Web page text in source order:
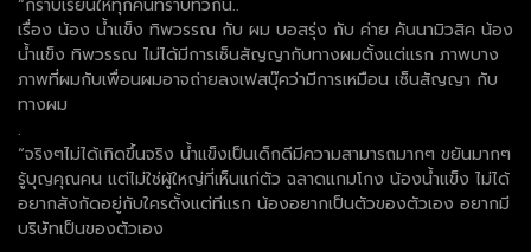
เรื่อง น้อง น้ำแข็ง ทิพวรรณ กับ ผม บอสรุ่ง กับ ค่าย คันนามิวสิค น้อง
น้ำแข็ง ทิพวรรณ ไม่ได้มีการเซ็นสัญญากับทางผมตั้งแต่แรก ภาพบาง
ภาพที่ผมกับเพื่อนผมอาจถ่ายลงเฟสบุ๊คว่ามีการเหมือน เซ็นสัญญา กับ
ทางผม
.
“จริงๆไม่ได้เกิดขึ้นจริง น้ำแข็งเป็นเด็กดีมีความสามารถมากๆ ขยันมากๆ
รู้บุญคุณคน แต่ไม่ใช่ผู้ใหญ่ที่เห็นแก่ตัว ฉลาดแกมโกง น้องน้ำแข็ง ไม่ได้
อยากสังกัดอยู่กับใครตั้งแต่ทีแรก น้องอยากเป็นตัวของตัวเอง อยากมี
บริษัทเป็นของตัวเอง